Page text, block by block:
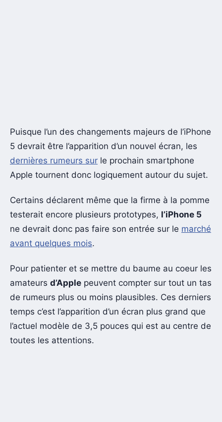
Puisque l’un des changements majeurs de l’iPhone
5 devrait être l’apparition d’un nouvel écran, les
dernières rumeurs sur le prochain smartphone
Apple tournent donc logiquement autour du sujet.
Certains déclarent même que la firme à la pomme
testerait encore plusieurs prototypes, l’iPhone 5
ne devrait donc pas faire son entrée sur le marché
avant quelques mois.
Pour patienter et se mettre du baume au coeur les
amateurs d’Apple peuvent compter sur tout un tas
de rumeurs plus ou moins plausibles. Ces derniers
temps c’est l’apparition d’un écran plus grand que
l’actuel modèle de 3,5 pouces qui est au centre de
toutes les attentions.